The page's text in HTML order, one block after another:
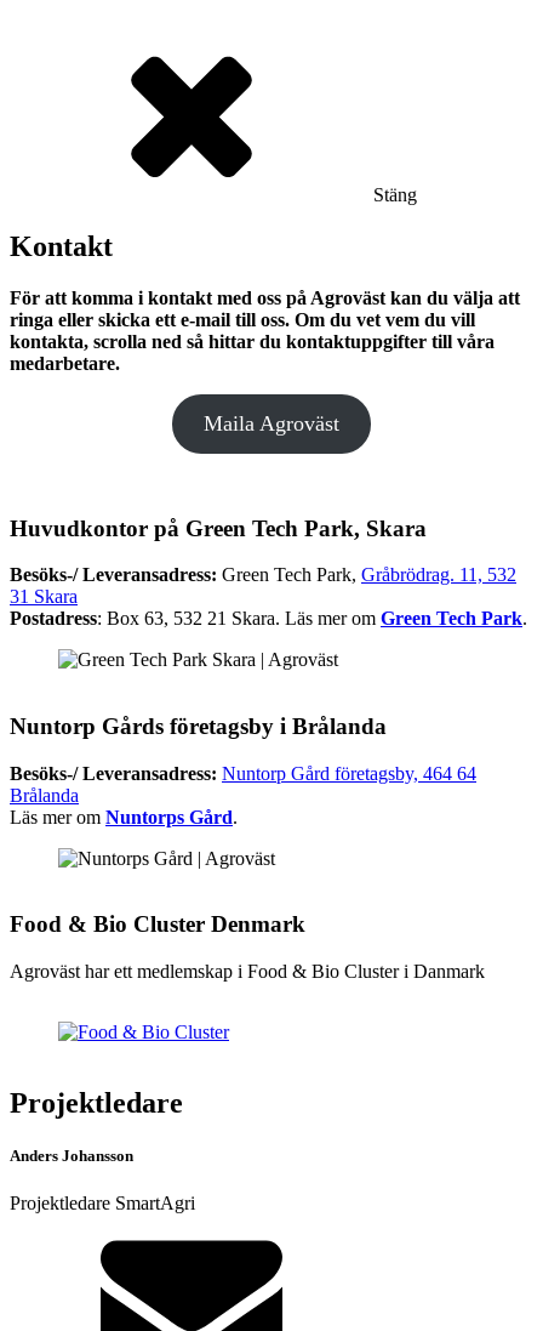
Stäng
Kontakt
För att komma i kontakt med oss på Agroväst kan du välja att
ringa eller skicka ett e-mail till oss. Om du vet vem du vill
kontakta, scrolla ned så hittar du kontaktuppgifter till våra
medarbetare.
Maila Agroväst
Huvudkontor på Green Tech Park, Skara
Besöks-/ Leveransadress: Green Tech Park, Gråbrödrag. 11, 532
31 Skara
Postadress: Box 63, 532 21 Skara. Läs mer om Green Tech Park.
Nuntorp Gårds företagsby i Brålanda
Besöks-/ Leveransadress: Nuntorp Gård företagsby, 464 64
Brålanda
Läs mer om Nuntorps Gård.
Food & Bio Cluster Denmark
Agroväst har ett medlemskap i Food & Bio Cluster i Danmark
Projektledare
Anders Johansson
Projektledare SmartAgri